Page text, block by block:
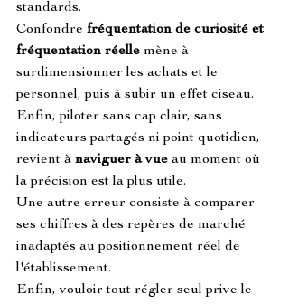
standards.
Confondre fréquentation de curiosité et
fréquentation réelle mène à
surdimensionner les achats et le
personnel, puis à subir un effet ciseau.
Enfin, piloter sans cap clair, sans
indicateurs partagés ni point quotidien,
revient à naviguer à vue au moment où
la précision est la plus utile.
Une autre erreur consiste à comparer
ses chiffres à des repères de marché
inadaptés au positionnement réel de
l'établissement.
Enfin, vouloir tout régler seul prive le